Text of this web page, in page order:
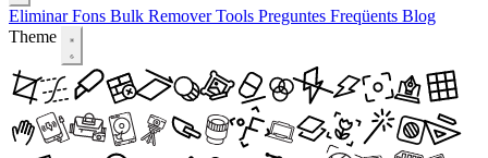
Eliminar Fons Bulk RemoverTools Preguntes Freqüents Blog
Theme